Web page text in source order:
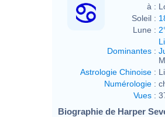
à :
Soleil :
Lune :
Dominantes :
Astrologie Chinoise :
Numérologie :
Vues :
Biographie de Harper